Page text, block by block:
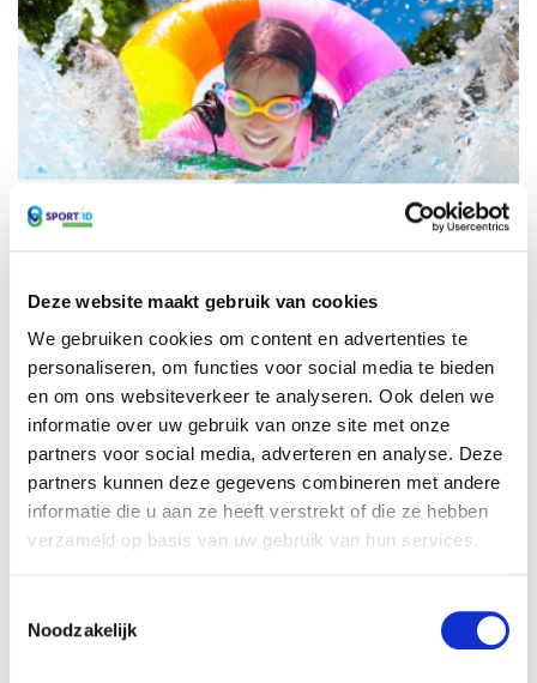
Deze website maakt gebruik van cookies
We gebruiken cookies om content en advertenties te
personaliseren, om functies voor social media te bieden
en om ons websiteverkeer te analyseren. Ook delen we
informatie over uw gebruik van onze site met onze
partners voor social media, adverteren en analyse. Deze
partners kunnen deze gegevens combineren met andere
informatie die u aan ze heeft verstrekt of die ze hebben
verzameld op basis van uw gebruik van hun services.
Noodzakelijk
11 augustus 2026 - 11 augustus 2026
BEKIJK VOLLEDIGE AGENDA